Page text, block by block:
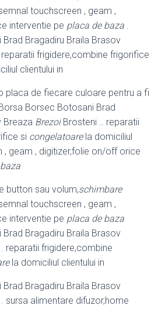
touchscreen , geam ,
interventie pe placa de baza .
Bragadiru Braila Brasov
frigidere,combine frigorifice
clientului in
placa de fiecare culoare pentru a fi
Borsec Botosani Brad
Breaza BrezoiBrosteni .. reparatii
si congelatoarela domiciliul
, geam , digitizer,folie on/off orice
button sau volum,schimbare
touchscreen , geam ,
interventie pe placa de baza
Bragadiru Braila Brasov
reparatii frigidere,combine
la domiciliul clientului in
Bragadiru Braila Brasov
sursa alimentare difuzor,home